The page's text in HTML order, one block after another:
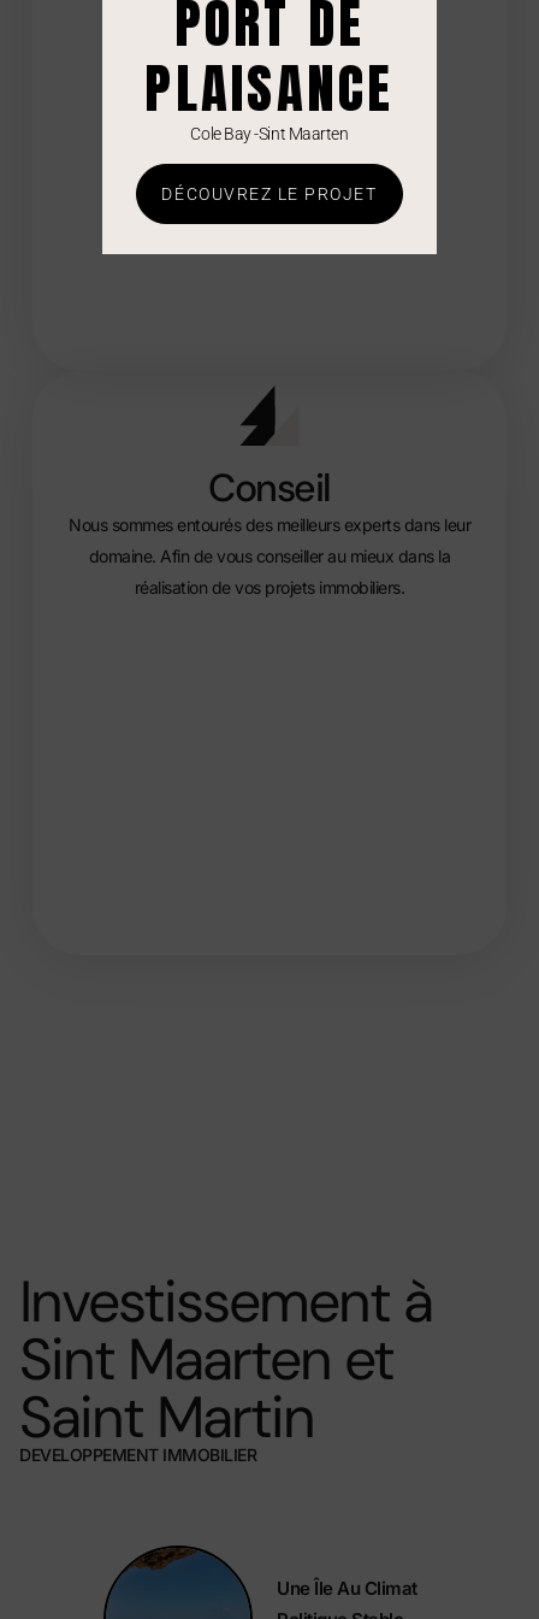
Conseil
Nous sommes entourés des meilleurs experts dans leur
domaine. Afin de vous conseiller au mieux dans la
réalisation de vos projets immobiliers.
Investissement à
Sint Maarten et
Saint Martin
DEVELOPPEMENT IMMOBILIER
Une Île Au Climat
PORT DE
PLAISANCE
Cole Bay -Sint Maarten
DÉCOUVREZ LE PROJET